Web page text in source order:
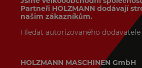
Partneři HOLZMANN dodávají
našim zákazníkům.
Hledat autorizovaného dodavatele
HOLZMANN MASCHINEN GmbH